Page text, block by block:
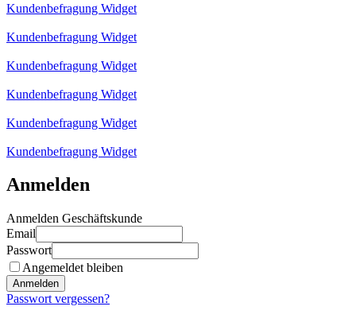
Kundenbefragung Widget
Kundenbefragung Widget
Kundenbefragung Widget
Kundenbefragung Widget
Kundenbefragung Widget
Kundenbefragung Widget
Anmelden
Anmelden Geschäftskunde
Email
Passwort
Angemeldet bleiben
Anmelden
Passwort vergessen?